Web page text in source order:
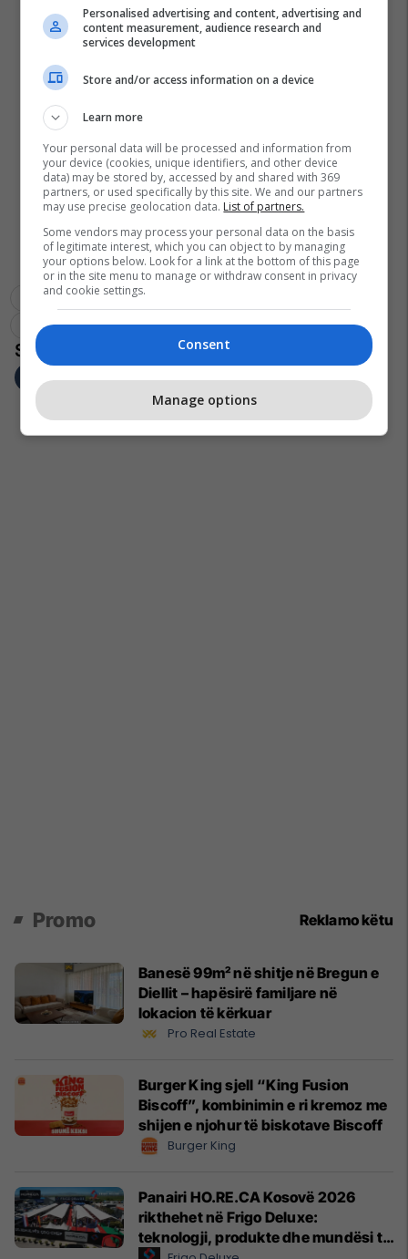
Risto Penov
Maqedonia Në Nato Dhe Be
Bashkësia E Njësive Të Vetëqeverisjes Lokale (bnjvl)-Maqedoni
Promo Reklamo këtu
Banesë 99m² në shitje në Bregun e
Diellit – hapësirë familjare në
lokacion të kërkuar
Pro Real Estate
Burger King sjell “King Fusion
Biscoff”, kombinimin e ri kremoz me
shijen e njohur të biskotave Biscoff
Burger King
Panairi HO.RE.CA Kosovë 2026
rikthehet në Frigo Deluxe:
teknologji, produkte dhe mundësi të
Personalised advertising and content, advertising and
content measurement, audience research and
services development
Store and/or access information on a device
Learn more
Your personal data will be processed and information from
your device (cookies, unique identifiers, and other device
data) may be stored by, accessed by and shared with 369
partners, or used specifically by this site. We and our partners
may use precise geolocation data. List of partners.
Some vendors may process your personal data on the basis
of legitimate interest, which you can object to by managing
your options below. Look for a link at the bottom of this page
or in the site menu to manage or withdraw consent in privacy
and cookie settings.
Consent
Manage options